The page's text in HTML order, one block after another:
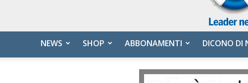
NEWS SHOP ABBONAMENTI DICONO DI